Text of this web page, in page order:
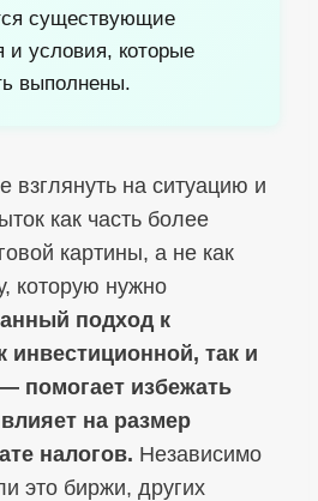
существующие
и условия, которые
выполнены.
взглянуть на ситуацию и
как часть более
картины, а не как
которую нужно
подход к
инвестиционной, так и
помогает избежать
на размер
налогов. Независимо
это биржи, других